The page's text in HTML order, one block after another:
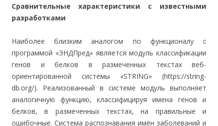
Сравнительные характеристики с известными
разработками
Наиболее близким аналогом по функционалу с
программой «ЭНДПред» является модуль классификации
генов и белков в размеченных текстах веб-
ориентированной системы «STRING» (https://string-
db.org/). Реализованный в системе модуль выполняет
аналогичную функцию, классифицируя имена генов и
белков, в размеченных текстах, на правильные и
ошибочные. Система распознавания имён заболеваний и